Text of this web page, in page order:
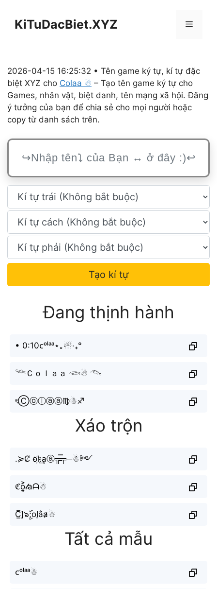
KiTuDacBiet.XYZ Menu
2026-04-15 16:25:32 • Tên game ký tự, kí tự đặc
biệt XYZ cho Colaa ☃︎ – Tạo tên game ký tự cho
Games, nhân vật, biệt danh, tên mạng xã hội. Đăng
ý tưởng của bạn để chia sẻ cho mọi người hoặc
copy từ danh sách trên.
Tạo kí tự
Đang thịnh hành
• 0:10ᴄᵒˡᵃᵃ⋆｡☃︎‧₊°
𓆝Ｃｏｌａａ 𓆟☃︎ 𓆞
ৎⒸⓞⓛⓐⓐ♍︎☃︎♐︎
Xáo trộn
.≽C̸ ol҉:͢aⓐ╦̵̵̿╤─☃︎༻
ℭo͎͍͐𝓁aᗩ☃︎
C̲̅]๖ۣۜ;ol̠a̐a̷☃︎
Tất cả mẫu
ᴄᵒˡᵃᵃ☃︎